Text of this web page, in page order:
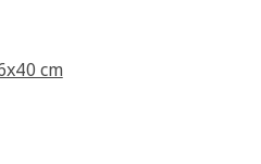
cm
별점. 전체 리뷰: 281